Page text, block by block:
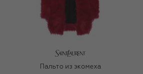
Пальто из экомеха